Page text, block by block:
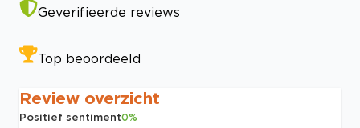
Geverifieerde reviews
Top beoordeeld
Review overzicht
Positief sentiment0%